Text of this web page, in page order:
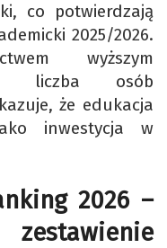
co potwierdzają
2025/2026.
wyższym
liczba osób
że edukacja
inwestycja w
2026 –